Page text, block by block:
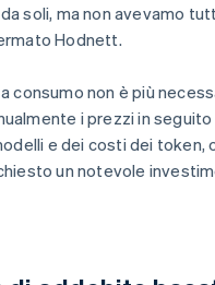
soli, ma non avevamo
Hodnett.
consumo non è più
i prezzi in seguito
e dei costi dei token,
un notevole